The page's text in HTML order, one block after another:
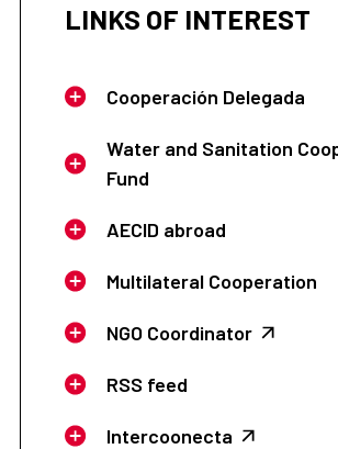
LINKS OF INTEREST
Cooperación Delegada
Water and Sanitation
Fund
AECID abroad
Multilateral Cooperation
NGO Coordinator
RSS feed
Intercoonecta